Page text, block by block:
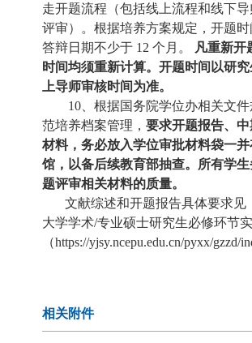
走开题流程（包括线上流程和线下
评审）。根据培养方案规定，开题
答辩日期不少于 12 个月。
凡重新开
时间均须重新计算。开题时间以研
上导师审核时间为准。
10、根据国务院学位办相关文
范培养档案管理，要求开题报告、
材料，务必放入学位审批材料袋一
馆，以备后续教育部抽查。所有学
题评审相关材料的质量。
文献综述和开题报告具体要求见
大学学术/专业硕士研究生必修环节实
（https://yjsy.ncepu.edu.cn/pyxx/gzzd/
相关附件